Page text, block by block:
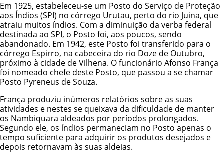
Em 1925, estabeleceu-se um Posto do Serviço de Proteção
aos Índios (SPI) no córrego Urutau, perto do rio Juina, que
atraiu muitos índios. Com a diminuição da verba federal
destinada ao SPI, o Posto foi, aos poucos, sendo
abandonado. Em 1942, este Posto foi transferido para o
córrego Espirro, na cabeceira do rio Doze de Outubro,
próximo à cidade de Vilhena. O funcionário Afonso França
foi nomeado chefe deste Posto, que passou a se chamar
Posto Pyreneus de Souza.
França produziu inúmeros relatórios sobre as suas
atividades e nestes se queixava da dificuldade de manter
os Nambiquara aldeados por períodos prolongados.
Segundo ele, os índios permaneciam no Posto apenas o
tempo suficiente para adquirir os produtos desejados e
depois retornavam às suas aldeias.